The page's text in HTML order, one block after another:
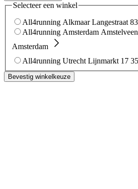
Selecteer een winkel
All4running Alkmaar Langestraat 83
All4running Amsterdam
Amsterdam
All4running Utrecht Lijnmarkt 17
Bevestig winkelkeuze